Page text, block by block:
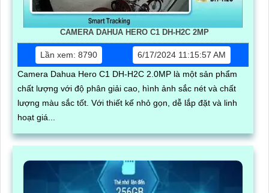
CAMERA DAHUA HERO C1 DH-H2C 2MP
Lần xem: 8790
6/17/2024 11:15:57 AM
Camera Dahua Hero C1 DH-H2C 2.0MP là một sản phẩm
chất lượng với độ phân giải cao, hình ảnh sắc nét và chất
lượng màu sắc tốt. Với thiết kế nhỏ gọn, dễ lắp đặt và linh
hoạt giá...